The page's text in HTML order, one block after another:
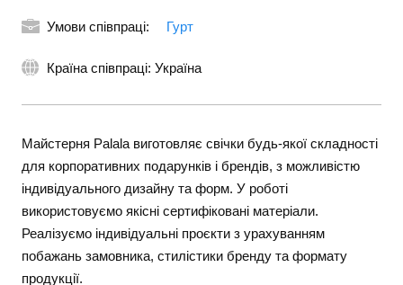
Умови співпраці: Гурт
Країна співпраці: Україна
Майстерня Palala виготовляє свічки будь-якої складності
для корпоративних подарунків і брендів, з можливістю
індивідуального дизайну та форм. У роботі
використовуємо якісні сертифіковані матеріали.
Реалізуємо індивідуальні проєкти з урахуванням
побажань замовника, стилістики бренду та формату
продукції.